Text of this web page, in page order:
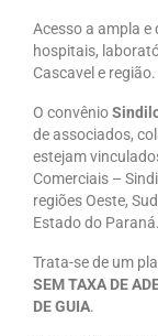
Acesso a ampla e
hospitais,
Cascavel e região.
O convênio
de associados,
estejam
Comerciais –
regiões Oeste,
Estado do Paraná.
Trata-se de um
SEM TAXA DE
DE GUIA.